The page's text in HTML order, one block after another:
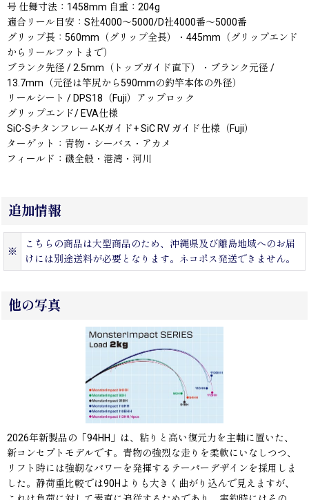
号 仕舞寸法：1458mm 自重：204g
適合リール目安：S社4000〜5000/D社4000番〜5000番
グリップ長：560mm（グリップ全長）・445mm（グリップエンド
からリールフットまで）
ブランク先径 / 2.5mm（トップガイド直下）・ブランク元径 /
13.7mm（元径は竿尻から590mmの釣竿本体の外径）
リールシート / DPS18（Fuji）アップロック
グリップエンド/ EVA仕様
SiC-SチタンフレームKガイド+ SiC RV ガイド仕様（Fuji）
ターゲット：青物・シーバス・アカメ
フィールド：磯全般・港湾・河川
追加情報
※
こちらの商品は大型商品のため、沖縄県及び離島地域へのお届
けには別途送料が必要となります。ネコポス発送できません。
他の写真
2026年新製品の「94HH」は、粘りと高い復元力を主軸に置いた、
新コンセプトモデルです。青物の強烈な走りを柔軟にいなしつつ、
リフト時には強靭なパワーを発揮するテーパーデザインを採用しま
した。静荷重比較では90Hよりも大きく曲がり込んで見えますが、